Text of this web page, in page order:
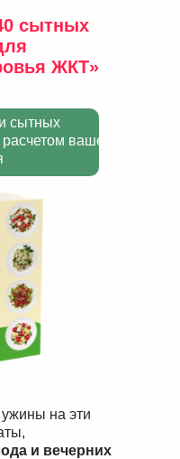
сытных
вашей
сытных
ЖКТ»
на эти
и вечерних